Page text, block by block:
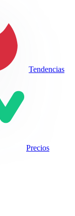
Tendencias
Precios